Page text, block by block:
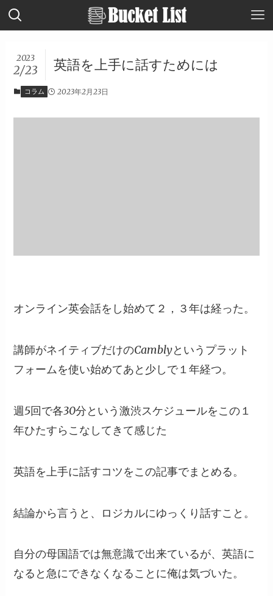
英語を上手に話すためには
2023
2/23
コラム 2023年2月23日
オンライン英会話をし始めて２，３年は経った。
講師がネイティブだけのCamblyというプラット
フォームを使い始めてあと少しで１年経つ。
週5回で各30分という激渋スケジュールをこの１
年ひたすらこなしてきて感じた
英語を上手に話すコツをこの記事でまとめる。
結論から言うと、ロジカルにゆっくり話すこと。
自分の母国語では無意識で出来ているが、英語に
なると急にできなくなることに俺は気づいた。